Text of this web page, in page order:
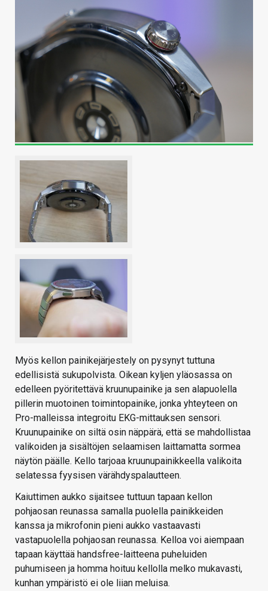
Myös kellon painikejärjestely on pysynyt tuttuna
edellisistä sukupolvista. Oikean kyljen yläosassa on
edelleen pyöritettävä kruunupainike ja sen alapuolella
pillerin muotoinen toimintopainike, jonka yhteyteen on
Pro-malleissa integroitu EKG-mittauksen sensori.
Kruunupainike on siltä osin näppärä, että se mahdollistaa
valikoiden ja sisältöjen selaamisen laittamatta sormea
näytön päälle. Kello tarjoaa kruunupainikkeella valikoita
selatessa fyysisen värähdyspalautteen.
Kaiuttimen aukko sijaitsee tuttuun tapaan kellon
pohjaosan reunassa samalla puolella painikkeiden
kanssa ja mikrofonin pieni aukko vastaavasti
vastapuolella pohjaosan reunassa. Kelloa voi aiempaan
tapaan käyttää handsfree-laitteena puheluiden
puhumiseen ja homma hoituu kellolla melko mukavasti,
kunhan ympäristö ei ole liian meluisa.